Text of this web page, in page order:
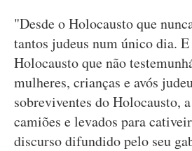
"Desde o Holocausto que
tantos judeus num único dia. E
Holocausto que não
mulheres, crianças e avós
sobreviventes do Holocausto,
camiões e levados para
discurso difundido pelo seu